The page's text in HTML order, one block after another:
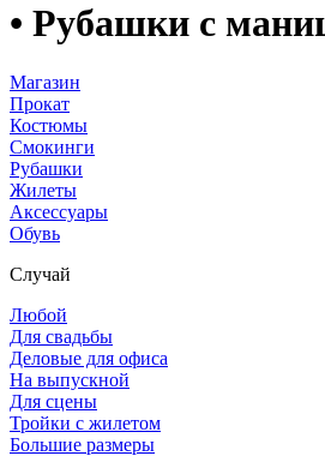
• Рубашки с
Магазин
Прокат
Костюмы
Смокинги
Рубашки
Жилеты
Аксессуары
Обувь
Случай
Любой
Для свадьбы
Деловые для офиса
На выпускной
Для сцены
Тройки с жилетом
Большие размеры